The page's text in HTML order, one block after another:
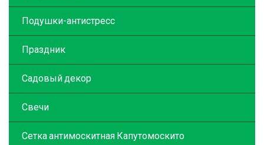
Подушки-антистресс
Праздник
Садовый декор
Свечи
Сетка антимоскитная Капутомоскито